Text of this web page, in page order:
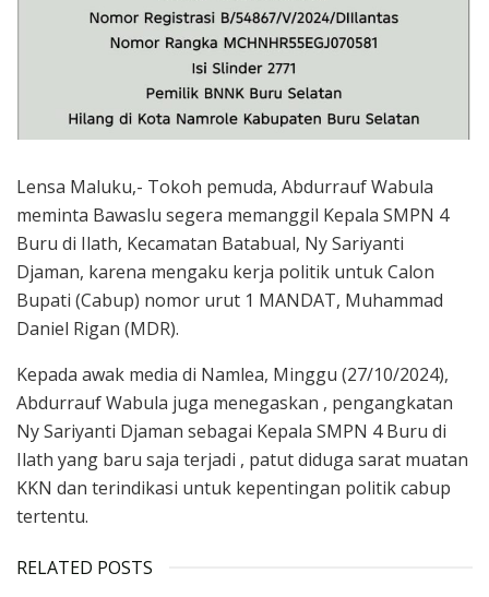
Lensa Maluku,- Tokoh pemuda, Abdurrauf Wabula
meminta Bawaslu segera memanggil Kepala SMPN 4
Buru di Ilath, Kecamatan Batabual, Ny Sariyanti
Djaman, karena mengaku kerja politik untuk Calon
Bupati (Cabup) nomor urut 1 MANDAT, Muhammad
Daniel Rigan (MDR).
Kepada awak media di Namlea, Minggu (27/10/2024),
Abdurrauf Wabula juga menegaskan , pengangkatan
Ny Sariyanti Djaman sebagai Kepala SMPN 4 Buru di
Ilath yang baru saja terjadi , patut diduga sarat muatan
KKN dan terindikasi untuk kepentingan politik cabup
tertentu.
RELATED POSTS